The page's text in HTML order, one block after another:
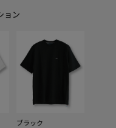
ョン
ブラック